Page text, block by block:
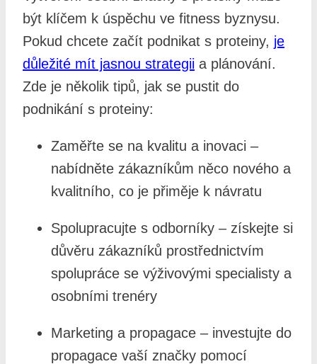
být klíčem k úspěchu ve fitness byznysu.
Pokud chcete začít podnikat s proteiny, je
důležité mít jasnou strategii a plánování.
Zde je několik tipů, jak se pustit do
podnikání s proteiny:
Zaměřte se na kvalitu a inovaci –
nabídněte zákazníkům něco nového a
kvalitního, co je přiměje k návratu
Spolupracujte s odborníky – získejte si
důvěru zákazníků prostřednictvím
spolupráce se výživovými specialisty a
osobními trenéry
Marketing a propagace – investujte do
propagace vaší značky pomocí